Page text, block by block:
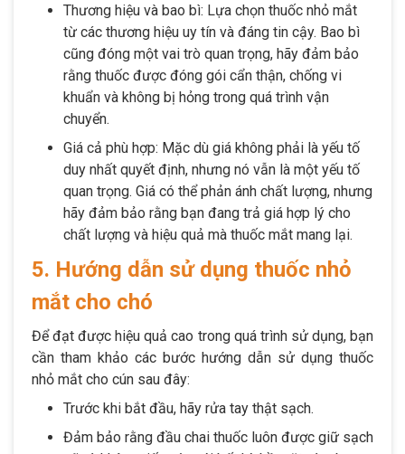
Thương hiệu và bao bì: Lựa chọn thuốc nhỏ mắt
từ các thương hiệu uy tín và đáng tin cậy. Bao bì
cũng đóng một vai trò quan trọng, hãy đảm bảo
rằng thuốc được đóng gói cẩn thận, chống vi
khuẩn và không bị hỏng trong quá trình vận
chuyển.
Giá cả phù hợp: Mặc dù giá không phải là yếu tố
duy nhất quyết định, nhưng nó vẫn là một yếu tố
quan trọng. Giá có thể phản ánh chất lượng, nhưng
hãy đảm bảo rằng bạn đang trả giá hợp lý cho
chất lượng và hiệu quả mà thuốc mắt mang lại.
5. Hướng dẫn sử dụng thuốc nhỏ
mắt cho chó
Để đạt được hiệu quả cao trong quá trình sử dụng, bạn
cần tham khảo các bước hướng dẫn sử dụng thuốc
nhỏ mắt cho cún sau đây:
Trước khi bắt đầu, hãy rửa tay thật sạch.
Đảm bảo rằng đầu chai thuốc luôn được giữ sạch